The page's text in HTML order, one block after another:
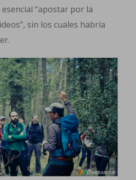
“apostar por la
sin los cuales habría